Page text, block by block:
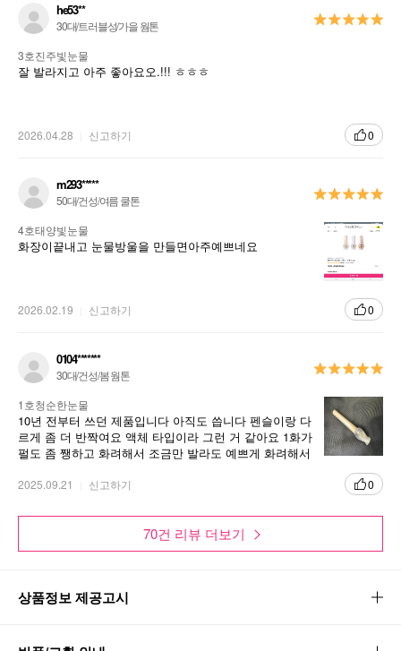
he53**
30대/트러블성/가을 웜톤
3호진주빛눈물
잘 발라지고 아주 좋아요오.!!! ㅎㅎㅎ
2026.04.28 신고하기 0
m293*****
50대/건성/여름 쿨톤
4호태양빛눈물
화장이끝내고 눈물방울을 만들면아주예쁘네요
2026.02.19 신고하기 0
0104*******
30대/건성/봄 웜톤
1호청순한눈물
10년 전부터 쓰던 제품입니다 아직도 씁니다 펜슬이랑 다
르게 좀 더 반짝여요 액체 타입이라 그런 거 같아요 1화가
펄도 좀 쨍하고 화려해서 조금만 발라도 예쁘게 화려해서
써보세요!
2025.09.21 신고하기 0
70건 리뷰 더보기
상품정보 제공고시